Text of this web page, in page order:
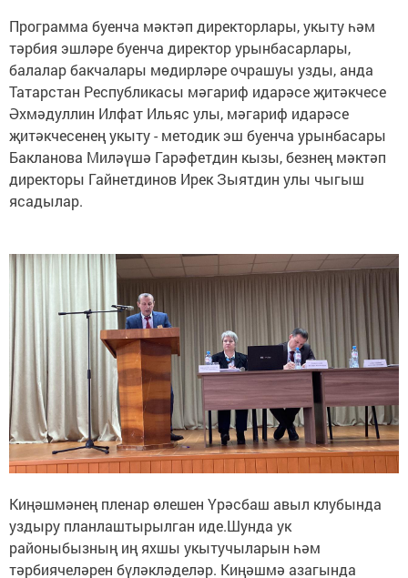
Программа буенча мәктәп директорлары, укыту һәм
тәрбия эшләре буенча директор урынбасарлары,
балалар бакчалары мөдирләре очрашуы узды, анда
Татарстан Республикасы мәгариф идарәсе җитәкчесе
Әхмәдуллин Илфат Ильяс улы, мәгариф идарәсе
җитәкчесенең укыту - методик эш буенча урынбасары
Бакланова Миләүшә Гарәфетдин кызы, безнең мәктәп
директоры Гайнетдинов Ирек Зыятдин улы чыгыш
ясадылар.
Киңәшмәнең пленар өлешен Үрәсбаш авыл клубында
уздыру планлаштырылган иде.Шунда ук
районыбызның иң яхшы укытучыларын һәм
тәрбиячеләрен бүләкләделәр. Киңәшмә азагында